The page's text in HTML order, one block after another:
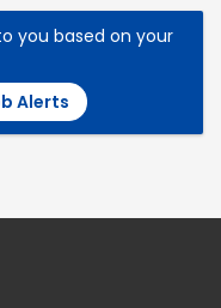
you based on your
Alerts